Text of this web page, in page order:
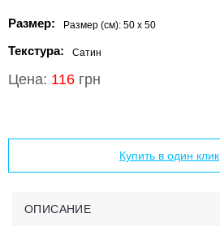
Размер: Размер (см): 50 x 50
Текстура: Сатин
Цена: 116 грн
Купить в один клик
ОПИСАНИЕ